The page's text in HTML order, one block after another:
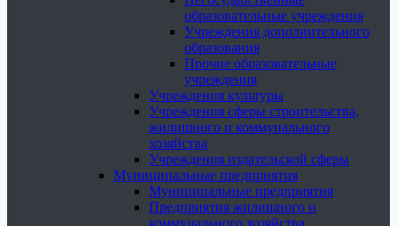
образовательные учреждения
Учреждения дополнительного
образования
Прочие образовательные
учреждения
Учреждения культуры
Учреждения сферы строительства,
жилищного и коммунального
хозяйства
Учреждения издательской сферы
Муниципальные предприятия
Муниципальные предприятия
Предприятия жилищного и
коммунального хозяйства